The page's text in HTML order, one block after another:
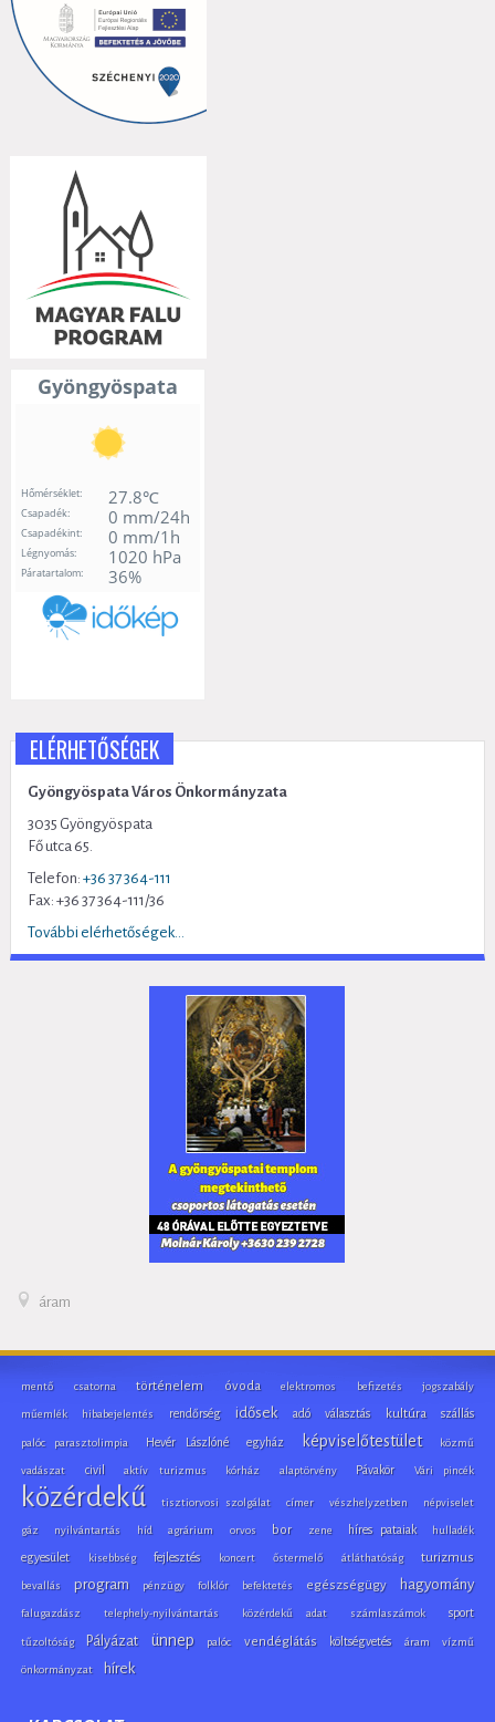
ELÉRHETŐSÉGEK
Gyöngyöspata Város Önkormányzata
3035 Gyöngyöspata
Fő utca 65.
Telefon: +36 37 364-111
Fax: +36 37 364-111/36
További elérhetőségek...
áram
mentő csatorna történelem óvoda elektromos befizetés jogszabály
műemlék hibabejelentés rendőrség idősek adó választás kultúra szállás
palóc parasztolimpia Hevér Lászlóné egyház képviselőtestület közmű
vadászat civil aktív turizmus kórház alaptörvény Pávakör Vári pincék
közérdekű tisztiorvosi szolgálat címer vészhelyzetben népviselet
gáz nyilvántartás híd agrárium orvos bor zene híres pataiak hulladék
egyesület kisebbség fejlesztés koncert őstermelő átláthatóság turizmus
bevallás program pénzügy folklór befektetés egészségügy hagyomány
falugazdász telephely-nyilvántartás közérdekű adat számlaszámok sport
tűzoltóság Pályázat ünnep palóc vendéglátás költségvetés áram vízmű
önkormányzat hírek